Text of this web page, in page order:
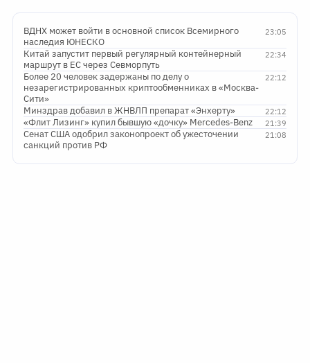
23:05
ВДНХ может войти в основной список Всемирного
наследия ЮНЕСКО
22:34
Китай запустит первый регулярный контейнерный
маршрут в ЕС через Севморпуть
22:12
Более 20 человек задержаны по делу о
незарегистрированных криптообменниках в «Москва-
Сити»
22:12
Минздрав добавил в ЖНВЛП препарат «Энхерту»
21:39
«Флит Лизинг» купил бывшую «дочку» Mercedes-Benz
21:08
Сенат США одобрил законопроект об ужесточении
санкций против РФ